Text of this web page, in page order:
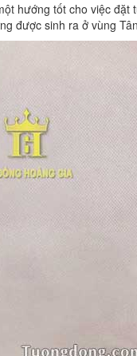
hướng tốt cho việc
được sinh ra ở vùng